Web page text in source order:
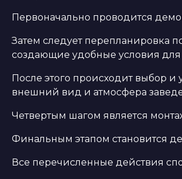
Первоначально проводится
Затем следует перепланировка
создающие удобные условия для
После этого происходит выбор и
внешний вид и атмосфера
Четвертым шагом является
Финальным этапом становится
Все перечисленные действия